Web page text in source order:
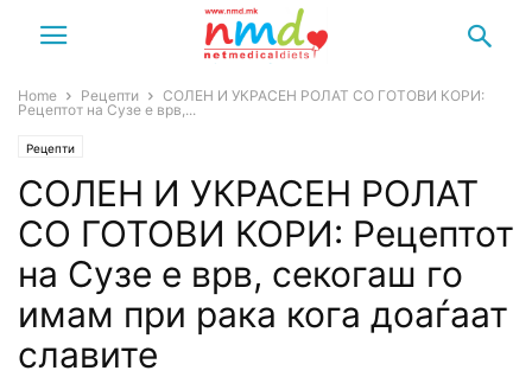
Home Рецепти
СОЛЕН И УКРАСЕН РОЛАТ СО ГОТОВИ КОРИ:
Рецептот на Сузе е врв,...
Рецепти
СОЛЕН И УКРАСЕН РОЛАТ
СО ГОТОВИ КОРИ: Рецептот
на Сузе е врв, секогаш го
имам при рака кога доаѓаат
славите